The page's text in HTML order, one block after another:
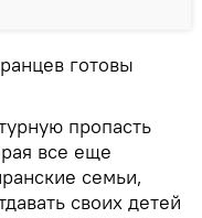
готовы
пропасть
все еще
семьи,
своих детей